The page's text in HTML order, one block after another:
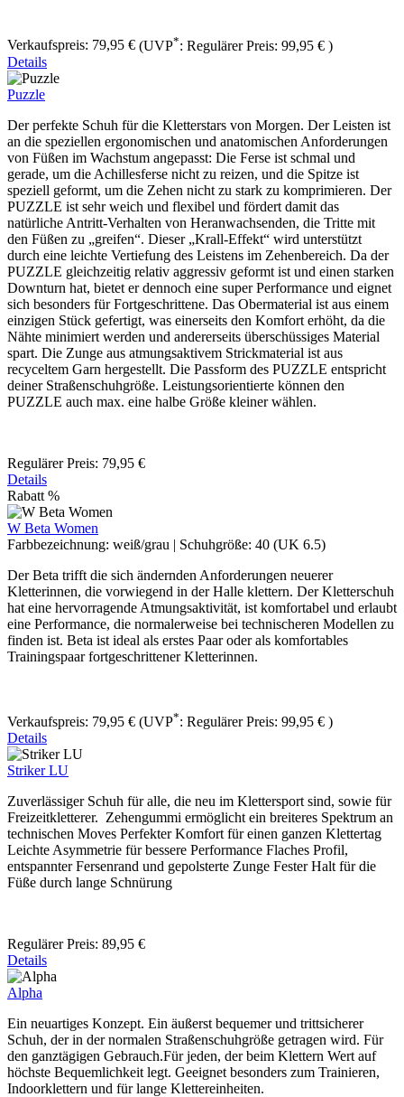
Verkaufspreis: 79,95 € (UVP*: Regulärer Preis: 99,95 € )
Details
Puzzle
Der perfekte Schuh für die Kletterstars von Morgen. Der Leisten ist
an die speziellen ergonomischen und anatomischen Anforderungen
von Füßen im Wachstum angepasst: Die Ferse ist schmal und
gerade, um die Achillesferse nicht zu reizen, und die Spitze ist
speziell geformt, um die Zehen nicht zu stark zu komprimieren. Der
PUZZLE ist sehr weich und flexibel und fördert damit das
natürliche Antritt-Verhalten von Heranwachsenden, die Tritte mit
den Füßen zu „greifen“. Dieser „Krall-Effekt“ wird unterstützt
durch eine leichte Vertiefung des Leistens im Zehenbereich. Da der
PUZZLE gleichzeitig relativ aggressiv geformt ist und einen starken
Downturn hat, bietet er dennoch eine super Performance und eignet
sich besonders für Fortgeschrittene. Das Obermaterial ist aus einem
einzigen Stück gefertigt, was einerseits den Komfort erhöht, da die
Nähte minimiert werden und andererseits überschüssiges Material
spart. Die Zunge aus atmungsaktivem Strickmaterial ist aus
recyceltem Garn hergestellt. Die Passform des PUZZLE entspricht
deiner Straßenschuhgröße. Leistungsorientierte können den
PUZZLE auch max. eine halbe Größe kleiner wählen.
Regulärer Preis: 79,95 €
Details
Rabatt %
W Beta Women
Farbbezeichnung: weiß/grau | Schuhgröße: 40 (UK 6.5)
Der Beta ​trifft die sich ändernden Anforderungen neuerer
Kletterinnen, die vorwiegend in der Halle klettern. Der Kletterschuh
hat eine hervorragende Atmungsaktivität, ist komfortabel und erlaubt
eine Performance, die normalerweise bei technischeren Modellen zu
finden ist. Beta ist ideal als erstes Paar oder als komfortables
Trainingspaar fortgeschrittener Kletterinnen.
Verkaufspreis: 79,95 € (UVP*: Regulärer Preis: 99,95 € )
Details
Striker LU
Zuverlässiger Schuh für alle, die neu im Klettersport sind, sowie für
Freizeitkletterer. Zehengummi ermöglicht ein breiteres Spektrum an
technischen Moves Perfekter Komfort für einen ganzen Klettertag
Leichte Asymmetrie für bessere Performance Flaches Profil,
entspannter Fersenrand und gepolsterte Zunge Fester Halt für die
Füße durch lange Schnürung
Regulärer Preis: 89,95 €
Details
Alpha
Ein neuartiges Konzept. Ein äußerst bequemer und trittsicherer
Schuh, der in der normalen Straßenschuhgröße getragen wird. Für
den ganztägigen Gebrauch.Für jeden, der beim Klettern Wert auf
höchste Bequemlichkeit legt. Geeignet besonders zum Trainieren,
Indoorklettern und für lange Klettereinheiten.